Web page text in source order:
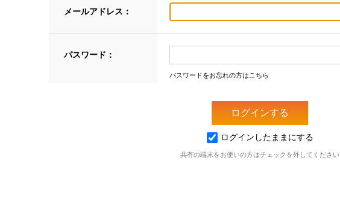
メールアドレス：
パスワード：
パスワードをお忘れの方はこちら
ログインしたままにする
共有の端末をお使いの方はチェックを外してください